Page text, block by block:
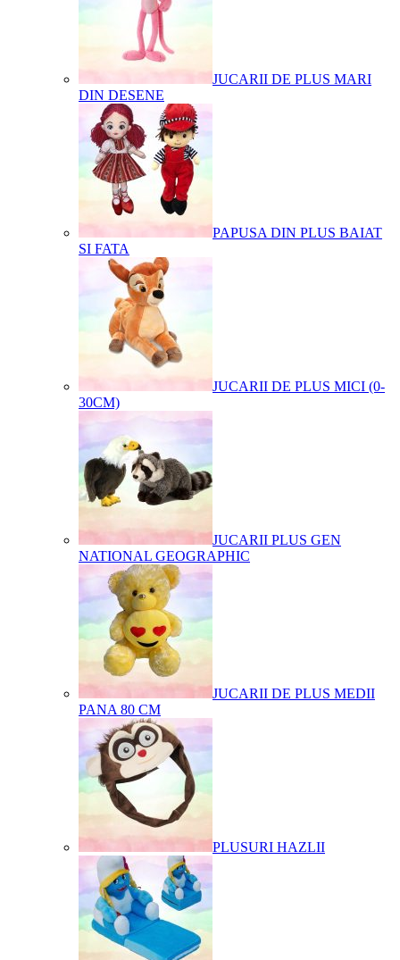
JUCARII DE PLUS MARI
DIN DESENE
PAPUSA DIN PLUS BAIAT
SI FATA
JUCARII DE PLUS MICI (0-
30CM)
JUCARII PLUS GEN
NATIONAL GEOGRAPHIC
JUCARII DE PLUS MEDII
PANA 80 CM
PLUSURI HAZLII